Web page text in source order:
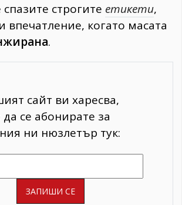
строгите етикети,
впечатление, когато масата
.
сайт ви харесва,
се абонирате за
ни нюзлетър тук: